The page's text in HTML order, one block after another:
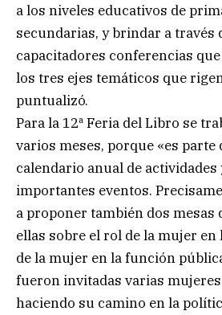
a los niveles educativos de
secundarias, y brindar a través
capacitadores conferencias
los tres ejes temáticos que
puntualizó.
Para la 12ª Feria del Libro se
varios meses, porque «es parte
calendario anual de actividades
importantes eventos.
a proponer también dos mesas
ellas sobre el rol de la mujer
de la mujer en la función
fueron invitadas varias
haciendo su camino en la